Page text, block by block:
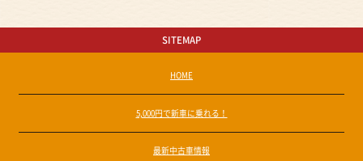
SITEMAP
HOME
5,000円で新車に乗れる！
最新中古車情報